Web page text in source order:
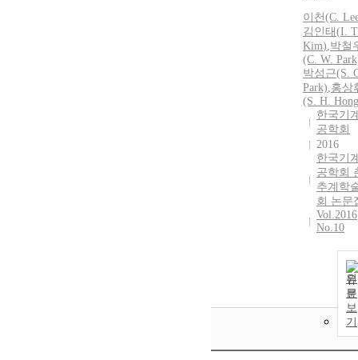
이천(C.
김인태 (I.
Kim),박철
(C. W.
박성근(S.
Park),홍상
(S. H.
한국기
공학회
2016
한국기
공학회
추계학
회 논문
Vol.2016
No.10
원
문
보
기